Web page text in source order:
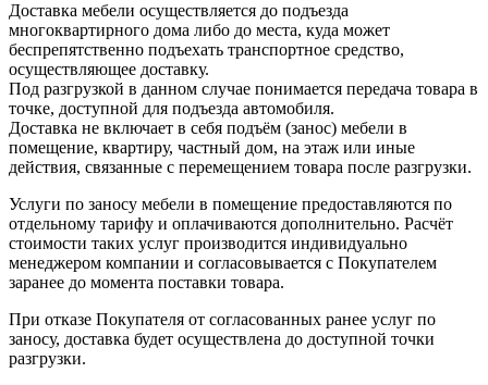
Доставка мебели осуществляется до подъезда
многоквартирного дома либо до места, куда может
беспрепятственно подъехать транспортное средство,
осуществляющее доставку.
Под разгрузкой в данном случае понимается передача товара в
точке, доступной для подъезда автомобиля.
Доставка не включает в себя подъём (занос) мебели в
помещение, квартиру, частный дом, на этаж или иные
действия, связанные с перемещением товара после разгрузки.
Услуги по заносу мебели в помещение предоставляются по
отдельному тарифу и оплачиваются дополнительно. Расчёт
стоимости таких услуг производится индивидуально
менеджером компании и согласовывается с Покупателем
заранее до момента поставки товара.
При отказе Покупателя от согласованных ранее услуг по
заносу, доставка будет осуществлена до доступной точки
разгрузки.